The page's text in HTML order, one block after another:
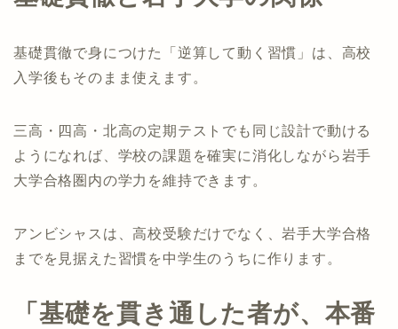
基礎貫徹で身につけた「逆算して動く習慣」は、高校
入学後もそのまま使えます。
三高・四高・北高の定期テストでも同じ設計で動ける
ようになれば、学校の課題を確実に消化しながら岩手
大学合格圏内の学力を維持できます。
アンビシャスは、高校受験だけでなく、岩手大学合格
までを見据えた習慣を中学生のうちに作ります。
「基礎を貫き通した者が、本番